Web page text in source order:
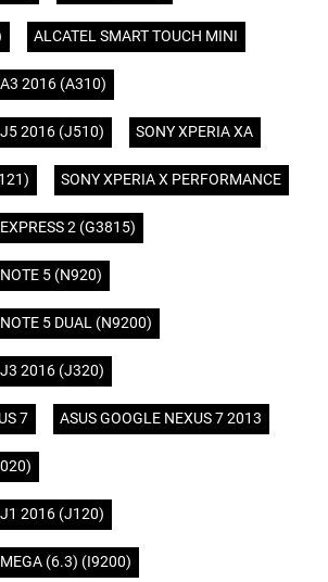
ALCATEL SMART TOUCH MINI
2016 (A310)
J5 2016 (J510) SONY XPERIA XA
SONY XPERIA X PERFORMANCE
2 (G3815)
5 (N920)
5 DUAL (N9200)
J3 2016 (J320)
7 ASUS GOOGLE NEXUS 7 2013
J1 2016 (J120)
(6.3) (I9200)